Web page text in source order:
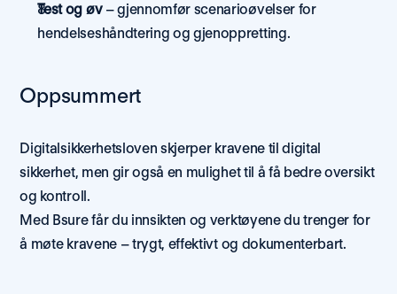
Test og øv – gjennomfør scenarioøvelser for
hendelseshåndtering og gjenoppretting.
Oppsummert
Digitalsikkerhetsloven skjerper kravene til digital
sikkerhet, men gir også en mulighet til å få bedre oversikt
og kontroll.
Med Bsure får du innsikten og verktøyene du trenger for
å møte kravene – trygt, effektivt og dokumenterbart.